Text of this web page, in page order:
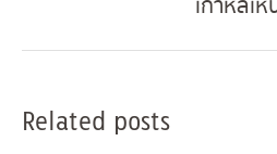
เกาหลีเ
Related posts